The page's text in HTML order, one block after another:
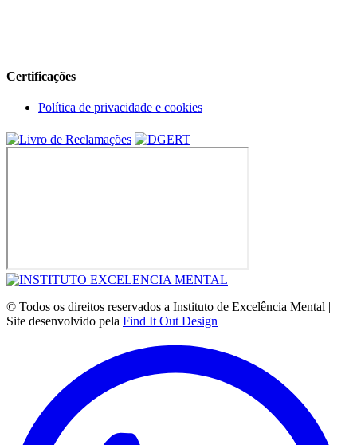
Certificações
Política de privacidade e cookies
© Todos os direitos reservados a Instituto de Excelência Mental |
Site desenvolvido pela Find It Out Design